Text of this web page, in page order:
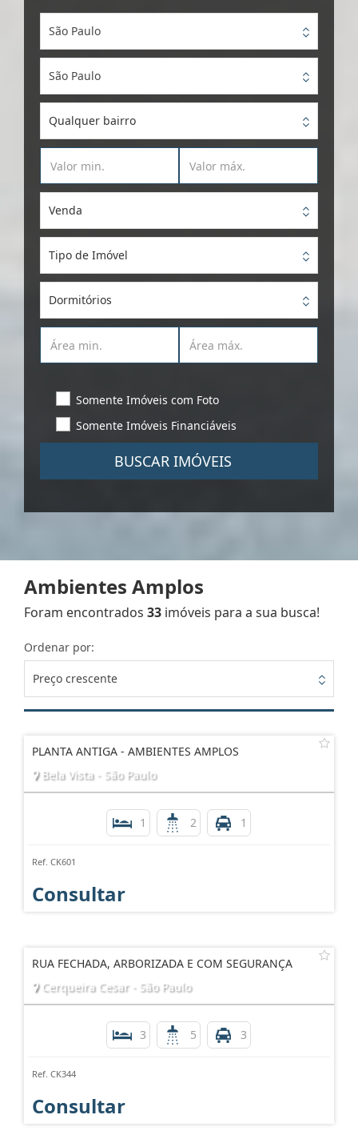
São Paulo
São Paulo
Qualquer bairro
Venda
Tipo de Imóvel
Dormitórios
Somente Imóveis com Foto
Somente Imóveis Financiáveis
BUSCAR IMÓVEIS
Ambientes Amplos
Foram encontrados 33 imóveis para a sua busca!
Ordenar por:
Preço crescente
PLANTA ANTIGA - AMBIENTES AMPLOS
Bela Vista - São Paulo
1 2 1
Ref. CK601
Consultar
RUA FECHADA, ARBORIZADA E COM SEGURANÇA
Cerqueira Cesar - São Paulo
3 5 3
Ref. CK344
Consultar